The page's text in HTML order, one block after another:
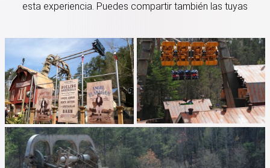
esta experiencia. Puedes compartir también las tuyas